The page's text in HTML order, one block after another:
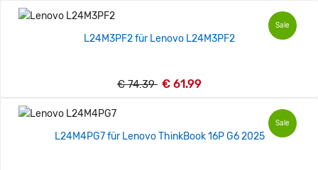
Sale
L24M3PF2 für Lenovo L24M3PF2
€ 74.39 € 61.99
Sale
L24M4PG7 für Lenovo ThinkBook 16P G6 2025